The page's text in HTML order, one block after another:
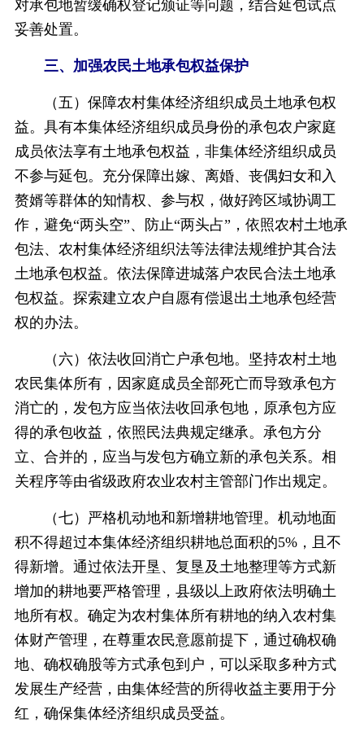
对承包地暂缓确权登记颁证等问题，结合延包试点
妥善处置。
三、加强农民土地承包权益保护
（五）保障农村集体经济组织成员土地承包权
益。具有本集体经济组织成员身份的承包农户家庭
成员依法享有土地承包权益，非集体经济组织成员
不参与延包。充分保障出嫁、离婚、丧偶妇女和入
赘婿等群体的知情权、参与权，做好跨区域协调工
作，避免“两头空”、防止“两头占”，依照农村土地承
包法、农村集体经济组织法等法律法规维护其合法
土地承包权益。依法保障进城落户农民合法土地承
包权益。探索建立农户自愿有偿退出土地承包经营
权的办法。
（六）依法收回消亡户承包地。坚持农村土地
农民集体所有，因家庭成员全部死亡而导致承包方
消亡的，发包方应当依法收回承包地，原承包方应
得的承包收益，依照民法典规定继承。承包方分
立、合并的，应当与发包方确立新的承包关系。相
关程序等由省级政府农业农村主管部门作出规定。
（七）严格机动地和新增耕地管理。机动地面
积不得超过本集体经济组织耕地总面积的5%，且不
得新增。通过依法开垦、复垦及土地整理等方式新
增加的耕地要严格管理，县级以上政府依法明确土
地所有权。确定为农村集体所有耕地的纳入农村集
体财产管理，在尊重农民意愿前提下，通过确权确
地、确权确股等方式承包到户，可以采取多种方式
发展生产经营，由集体经营的所得收益主要用于分
红，确保集体经济组织成员受益。